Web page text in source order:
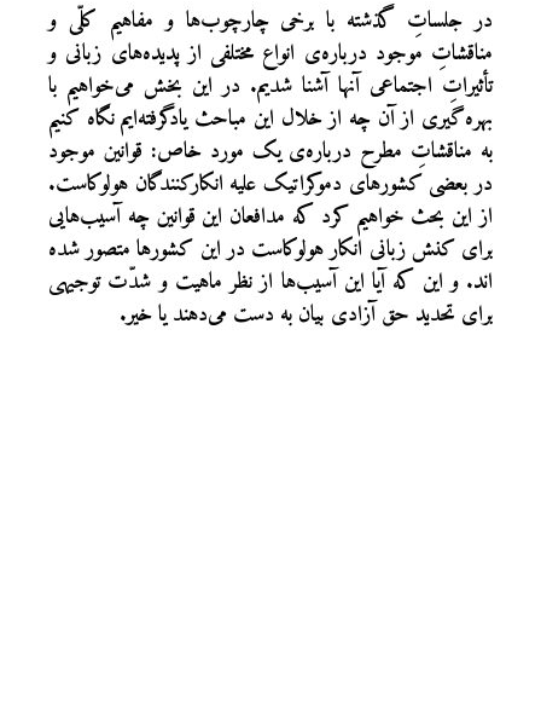
در جلساتِ گذشته با برخی چارچوب‌ها و مفاهیم کلّی و
مناقشاتِ موجود درباره‌ی انواع مختلفی از پدیده‌های زبانی و
تأثیراتِ اجتماعی آنها آشنا شدیم. در این بخش می‌خواهیم با
بهره‌گیری از آن چه از خلال این مباحث یادگرفته‌ایم نگاه کنیم
به مناقشاتِ مطرح درباره‌ی یک مورد خاص: قوانین موجود
در بعضی کشورهای دموکراتیک علیه انکارکنندگان هولوکاست.
از این بحث خواهیم کرد که مدافعان این قوانین چه آسیب‌هایی
برای کنش زبانی انکار هولوکاست در این کشورها متصور شده
اند. و این که آیا این آسیب‌ها از نظر ماهیت و شدّت توجیهی
برای تحدید حق آزادی بیان به دست می‌دهند یا خیر.